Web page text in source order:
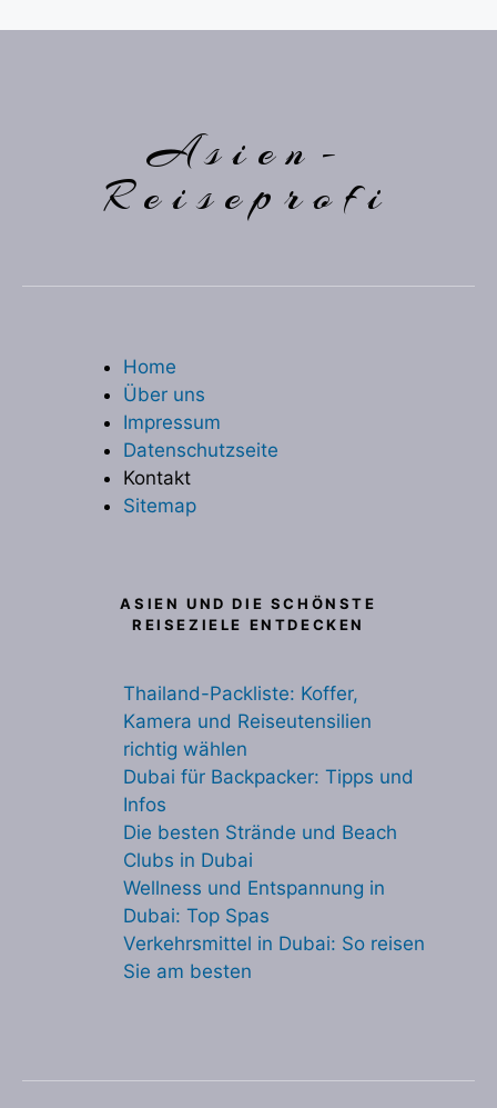
Asien-
Reiseprofi
Home
Über uns
Impressum
Datenschutzseite
Kontakt
Sitemap
ASIEN UND DIE SCHÖNSTE
REISEZIELE ENTDECKEN
Thailand-Packliste: Koffer,
Kamera und Reiseutensilien
richtig wählen
Dubai für Backpacker: Tipps und
Infos
Die besten Strände und Beach
Clubs in Dubai
Wellness und Entspannung in
Dubai: Top Spas
Verkehrsmittel in Dubai: So reisen
Sie am besten